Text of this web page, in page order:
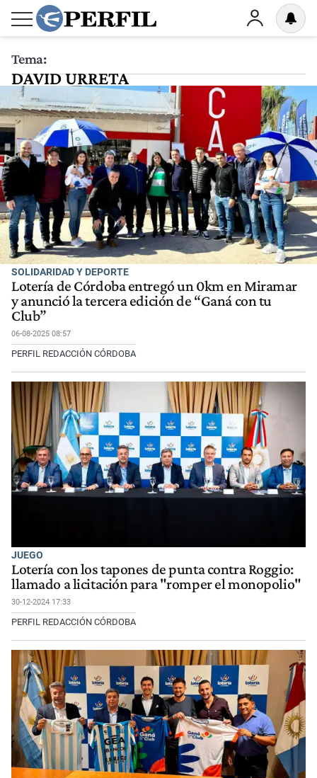
Tema:
DAVID URRETA
SOLIDARIDAD Y DEPORTE
Lotería de Córdoba entregó un 0km en Miramar
y anunció la tercera edición de “Ganá con tu
Club”
06-08-2025 08:57
PERFIL REDACCIÓN CÓRDOBA
JUEGO
Lotería con los tapones de punta contra Roggio:
llamado a licitación para "romper el monopolio"
30-12-2024 17:33
PERFIL REDACCIÓN CÓRDOBA